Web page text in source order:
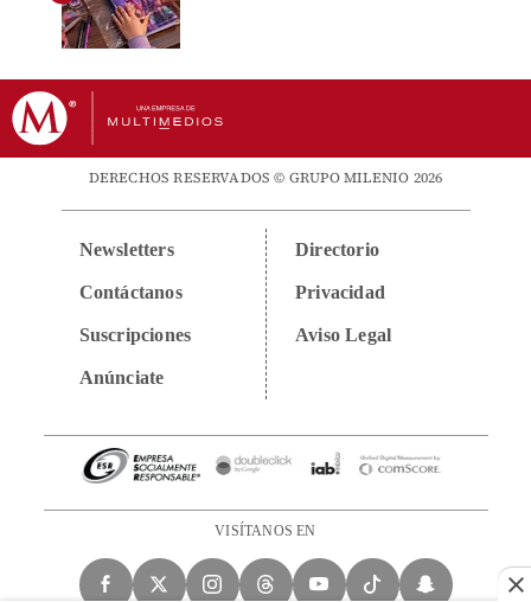
DERECHOS RESERVADOS © GRUPO MILENIO 2026
Newsletters
Contáctanos
Suscripciones
Anúnciate
Directorio
Privacidad
Aviso Legal
VISÍTANOS EN